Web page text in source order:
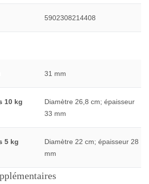
5902308214408
31 mm
10 kg
Diamètre 26,8 cm; épaisseur
33 mm
5 kg
Diamètre 22 cm; épaisseur 28
mm